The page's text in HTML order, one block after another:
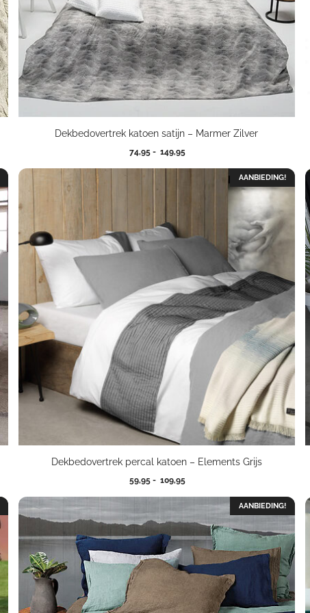
Dekbedovertrek katoen satijn – Marmer Zilver
74,95 - 149,95Prijsklasse:
AANBIEDING!
Dekbedovertrek percal katoen – Elements Grijs
59,95 - 109,95Prijsklasse:
AANBIEDING!